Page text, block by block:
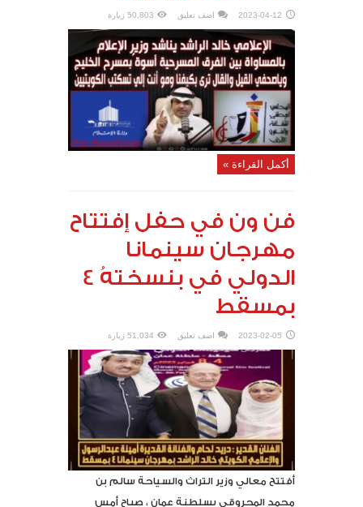
2023-04-12 اضف تعليق 50,803 زيارة
أكمل القراءة »
فن ون في حفل إفتتاح
مهرجان سينمانا
الدولي في بنسختهُ 4
بمسقط
2023-02-05 اضف تعليق 51,034 زيارة
أفتتح معالي وزير التراث والسياحة سالم بن
محمد المحروقي بسلطنة عمان ، صباح أمس